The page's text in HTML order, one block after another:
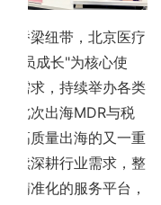
桥梁纽带，北京医疗
会员成长"为核心使
需求，持续举办各类
此次出海MDR与税
高质量出海的又一重
续深耕行业需求，整
精准化的服务平台，